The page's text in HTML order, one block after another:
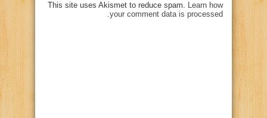
This site uses Akismet to reduce spam. Learn how
your comment data is processed.